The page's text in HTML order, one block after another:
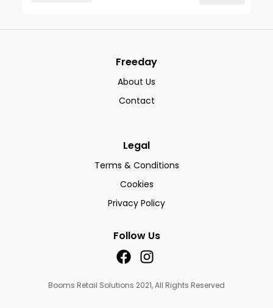
Freeday
About Us
Contact
Legal
Terms & Conditions
Cookies
Privacy Policy
Follow Us
Booms Retail Solutions 2021, All Rights Reserved